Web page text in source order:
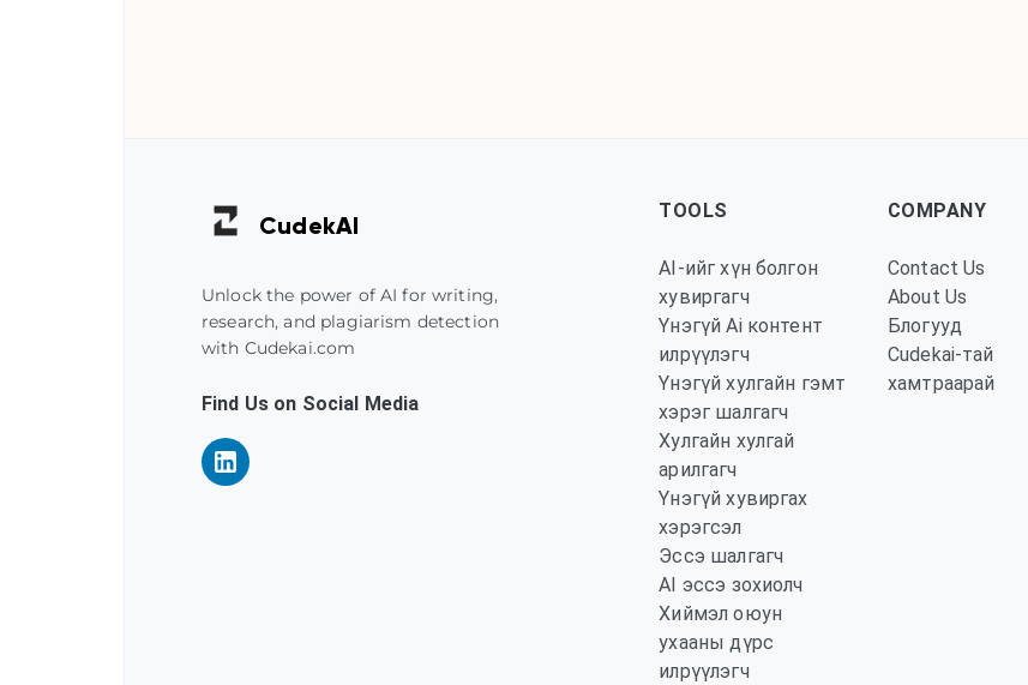
CudekAI
Unlock the power of AI for writing,
research, and plagiarism detection
with Cudekai.com
Find Us on Social Media
TOOLS
AI-ийг хүн болгон
хувиргагч
Үнэгүй Ai контент
илрүүлэгч
Үнэгүй хулгайн гэмт
хэрэг шалгагч
Хулгайн хулгай
арилгагч
Үнэгүй хувиргах
хэрэгсэл
Эссэ шалгагч
AI эссэ зохиолч
Хиймэл оюун
ухааны дүрс
илрүүлэгч
COMPANY
Contact Us
About Us
Блогууд
Cudekai-тай
хамтраарай